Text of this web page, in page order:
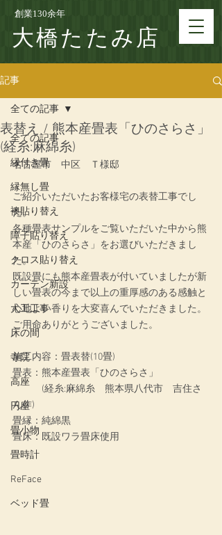
創業130余年
大橋たたみ店
記事
全ての記事
縁付き畳
縁無し畳
襖貼り替え
障子貼り替え
クロス貼り替え
カーテン新設
大工工事
床の間
寺院
高座
円座
畳小物
畳時計
ReFace
ベッド畳
全ての記事
表替え / 熊本産畳表「ひのさらさ」
(経糸:麻綿糸)
名古屋市　中区　Ｔ様邸
ご紹介いただいたお客様宅の表替工事でし
た。
各種畳表サンプルをご覧いただいた中から熊
本産「ひのさらさ」をお選びいただきまし
た。
既設畳にも熊本産畳表が付いていましたが新
しい畳表の今まで以上の重厚感のある感触と
心地よい香りを大変喜んでいただきました。
ご用命ありがとうございました。
施工内容：畳表替(10畳)
畳表：熊本産畳表「ひのさらさ」
(経糸:麻綿糸　熊本県八代市　吉住さ
ん作)
畳縁：純綿黒
畳床：既設ワラ畳床使用